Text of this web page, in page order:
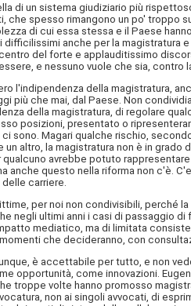
di un sistema giudiziario più
che spesso rimangono un po' troppo
di cui essa stessa e il Paese
difficilissimi anche per la magistratura
del forte e applauditissimo
e nessuno vuole che sia, contro
l'indipendenza della magistratura,
più che mai, dal Paese. Non
della magistratura, di regolare
posizioni, presentato o
ci sono. Magari qualche rischio,
un altro, la magistratura non è in
avrebbe potuto
anche questo nella riforma non c'è.
carriere.
per noi non condivisibili, perché
negli ultimi anni i casi di passaggio
mediatico, ma di limitata
che decideranno, con
è accettabile per tutto, e non
opportunità, come innovazioni.
troppe volte hanno promosso
non ai singoli avvocati, di